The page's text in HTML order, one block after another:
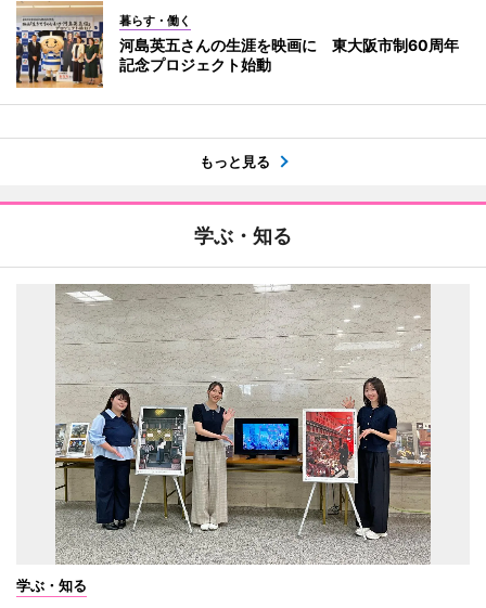
暮らす・働く
河島英五さんの生涯を映画に 東大阪市制60周年
記念プロジェクト始動
もっと見る
学ぶ・知る
学ぶ・知る